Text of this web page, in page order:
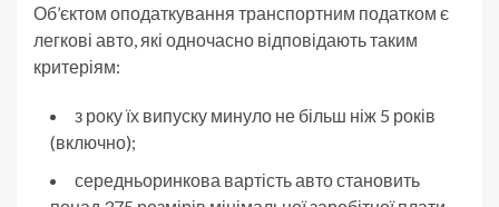
Об’єктом оподаткування транспортним податком є
легкові авто, які одночасно відповідають таким
критеріям:
з року їх випуску минуло не більш ніж 5 років
(включно);
середньоринкова вартість авто становить